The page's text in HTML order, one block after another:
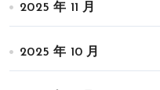
2025 年 11 月
2025 年 10 月